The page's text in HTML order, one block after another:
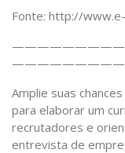
Fonte: http://
Amplie suas
para elaborar um
recrutadores e
entrevista de